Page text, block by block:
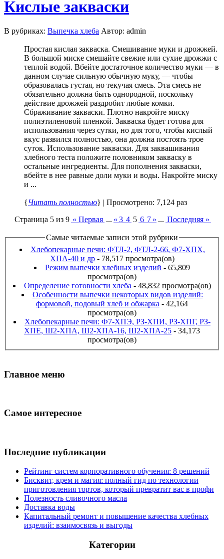
Кислые закваски
В рубриках: Выпечка хлеба Автор: admin
Простая кислая закваска. Смешивание муки и дрожжей.
В большой миске смешайте свежие или сухие дрожжи с
теплой водой. Вбейте достаточное количество муки — в
данном случае сильную обычную муку, — чтобы
образовалась густая, но текучая смесь. Эта смесь не
обязательно должна быть однородной, поскольку
действие дрожжей раздробит любые комки.
Сбраживание закваски. Плотно накройте миску
полиэтиленовой пленкой. Закваска будет готова для
использования через сутки, но для того, чтобы кислый
вкус развился полностью, она должна постоять трое
суток. Использование закваски. Для заквашивания
хлебного теста положите половником закваску в
остальные ингредиенты. Для пополнения закваски,
вбейте в нее равные доли муки и воды. Накройте миску
и ...
{Читать полностью} | Просмотрено: 7,124 раз
Страница 5 из 9 « Первая ... « 3 4 5 6 7 » ... Последняя »
Самые читаемые записи этой рубрики
Хлебопекарные печи: ФТЛ-2, ФТЛ-2-66, Ф7-ХПХ,
ХПА-40 и др- 78,517 просмотра(ов)
Режим выпечки хлебных изделий - 65,809
просмотра(ов)
Определение готовности хлеба - 48,832 просмотра(ов)
Особенности выпечки некоторых видов изделий:
формовой, подовый хлеб и обжарка - 42,164
просмотра(ов)
Хлебопекарные печи: Ф7-ХПЭ, РЗ-ХПИ, РЗ-ХПГ, РЗ-
ХПЕ, Ш2-ХПА, Ш2-ХПА-16, Ш2-ХПА-25 - 34,173
просмотра(ов)
Главное меню
Самое интересное
Последние публикации
Рейтинг систем корпоративного обучения: 8 решений
Бисквит, крем и магия: полный гид по технологии
приготовления тортов, который превратит вас в профи
Полезность сливочного масла
Доставка воды
Капитальный ремонт и повышение качества хлебных
изделий: взаимосвязь и выгоды
Категории